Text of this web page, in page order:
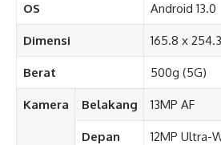
OS Android 13.0
Dimensi 165.8 x
Berat 500g (5G)
Kamera Belakang 13MP AF
Depan 12MP Ultra-